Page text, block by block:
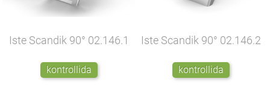
Iste Scandik 90° 02.146.1
kontrollida
Iste Scandik 90° 02.146.2
kontrollida